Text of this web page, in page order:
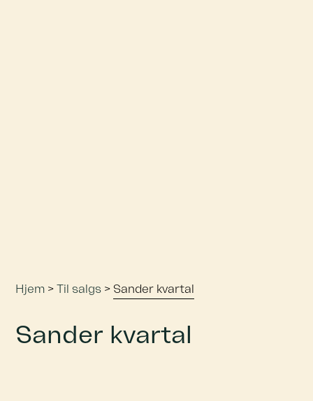
Hjem >Til salgs > Sander kvartal
Sander kvartal